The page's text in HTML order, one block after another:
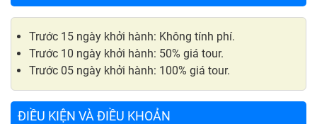
Trước 15 ngày khởi hành: Không tính phí.
Trước 10 ngày khởi hành: 50% giá tour.
Trước 05 ngày khởi hành: 100% giá tour.
ĐIỀU KIỆN VÀ ĐIỀU KHOẢN